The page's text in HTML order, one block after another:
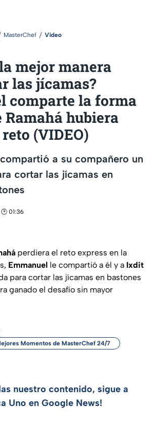
MasterChef Video
mejor manera
las jícamas?
comparte la forma
Ramahá hubiera
(VIDEO)
a su compañero un
cortar las jícamas en
01:36
perdiera el reto express en la
Emmanuel le compartió a él y a Ixdit
para cortar las jícamas en bastones
ganado el desafío sin mayor
Momentos de MasterChef 24/7
nuestro contenido, sigue a
Uno en Google News!